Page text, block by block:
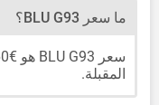
ما سعر BLU G93؟
المقبلة.